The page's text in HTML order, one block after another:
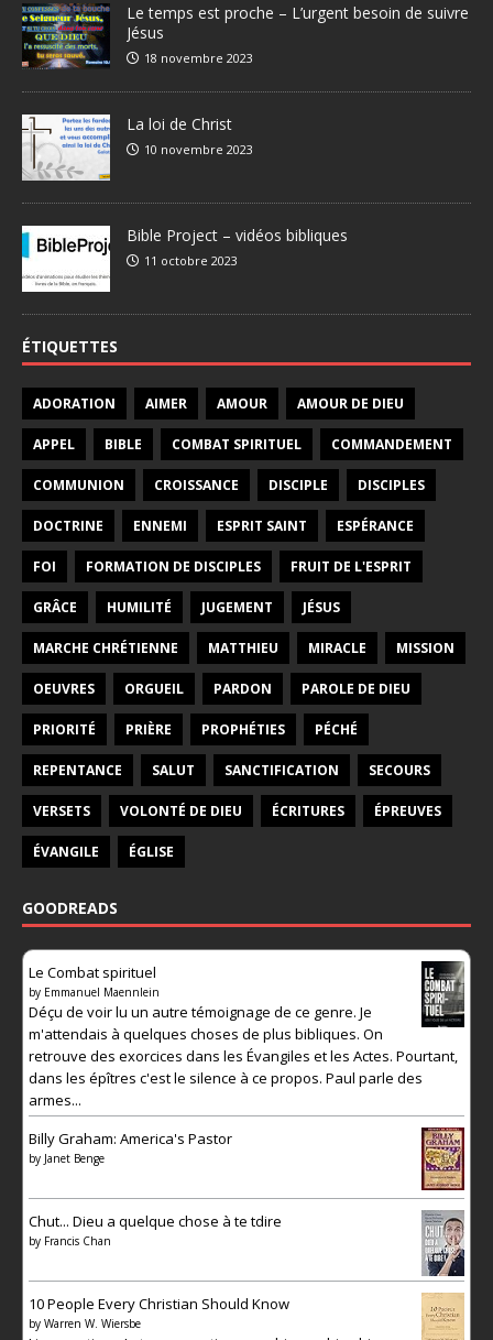
Le temps est proche – L’urgent besoin de suivre
Jésus
18 novembre 2023
La loi de Christ
10 novembre 2023
Bible Project – vidéos bibliques
11 octobre 2023
ÉTIQUETTES
ADORATION AIMER AMOUR AMOUR DE DIEU
APPEL BIBLE COMBAT SPIRITUEL COMMANDEMENT
COMMUNION CROISSANCE DISCIPLE DISCIPLES
DOCTRINE ENNEMI ESPRIT SAINT ESPÉRANCE
FOI FORMATION DE DISCIPLES FRUIT DE L'ESPRIT
GRÂCE HUMILITÉ JUGEMENT JÉSUS
MARCHE CHRÉTIENNE MATTHIEU MIRACLE MISSION
OEUVRES ORGUEIL PARDON PAROLE DE DIEU
PRIORITÉ PRIÈRE PROPHÉTIES PÉCHÉ
REPENTANCE SALUT SANCTIFICATION SECOURS
VERSETS VOLONTÉ DE DIEU ÉCRITURES ÉPREUVES
ÉVANGILE ÉGLISE
GOODREADS
Le Combat spirituel
by Emmanuel Maennlein
Déçu de voir lu un autre témoignage de ce genre. Je
m'attendais à quelques choses de plus bibliques. On
retrouve des exorcices dans les Évangiles et les Actes. Pourtant,
dans les épîtres c'est le silence à ce propos. Paul parle des
armes...
Billy Graham: America's Pastor
by Janet Benge
Chut... Dieu a quelque chose à te tdire
by Francis Chan
10 People Every Christian Should Know
by Warren W. Wiersbe